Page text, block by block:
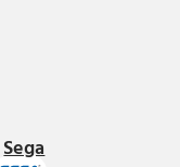
Sega